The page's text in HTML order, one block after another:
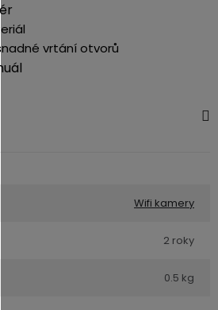
vrtání otvorů
Wifi kamery
2 roky
0.5 kg